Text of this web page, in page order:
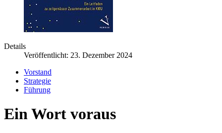
Details
Veröffentlicht: 23. Dezember 2024
Vorstand
Strategie
Führung
Ein Wort voraus